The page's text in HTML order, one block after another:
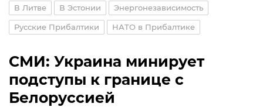
В Литве В Эстонии Энергонезависимость
Русские Прибалтики НАТО в Прибалтике
СМИ: Украина минирует
подступы к границе с
Белоруссией